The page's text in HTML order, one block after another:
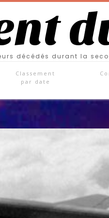
décédés durant la
Classement
par date